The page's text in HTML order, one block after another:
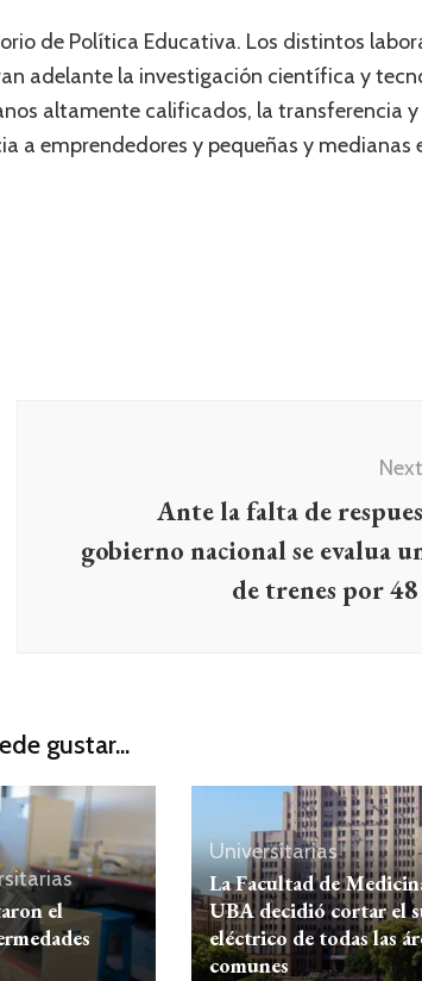
de Política Educativa. Los distintos
adelante la investigación científica y
altamente calificados, la transferencia y
a emprendedores y pequeñas y medianas
Ante la falta de
gobierno nacional se evalua
de trenes por
gustar...
el
Universitarias
La Facultad de
UBA decidió cortar el
eléctrico de todas las
comunes